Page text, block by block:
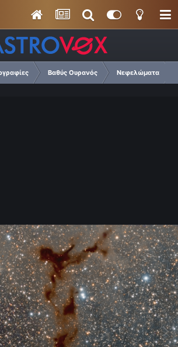
Βαθύς Ουρανός Νεφελώματα